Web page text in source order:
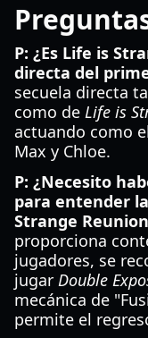
P: ¿Es Life is
directa del
secuela directa
como de Life is
actuando como
Max y Chloe.
P: ¿Necesito
para entender
Strange
proporciona
jugadores, se
jugar Double
mecánica de
permite el